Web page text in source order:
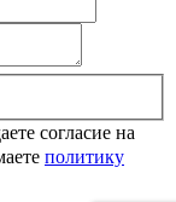
согласие на
политику